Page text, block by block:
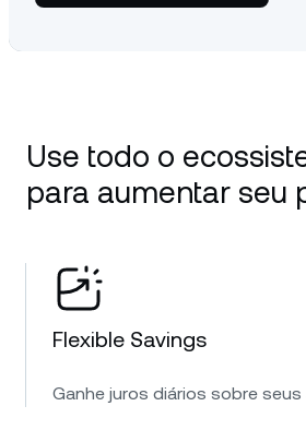
Use todo o
para aumentar seu
Flexible Savings
Ganhe juros diários sobre